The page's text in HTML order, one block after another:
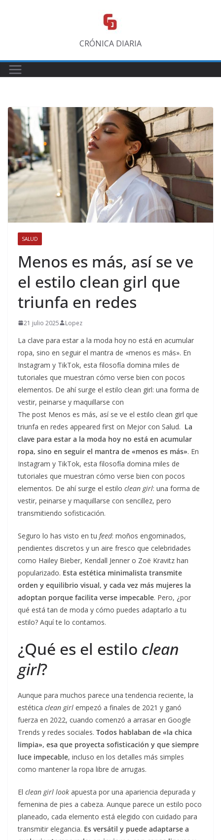
CRÓNICA DIARIA
SALUD
Menos es más, así se ve
el estilo clean girl que
triunfa en redes
21 julio 2025 Lopez
La clave para estar a la moda hoy no está en acumular
ropa, sino en seguir el mantra de «menos es más». En
Instagram y TikTok, esta filosofía domina miles de
tutoriales que muestran cómo verse bien con pocos
elementos. De ahí surge el estilo clean girl: una forma de
vestir, peinarse y maquillarse con
The post Menos es más, así se ve el estilo clean girl que
triunfa en redes appeared first on Mejor con Salud. La
clave para estar a la moda hoy no está en acumular
ropa, sino en seguir el mantra de «menos es más». En
Instagram y TikTok, esta filosofía domina miles de
tutoriales que muestran cómo verse bien con pocos
elementos. De ahí surge el estilo clean girl: una forma de
vestir, peinarse y maquillarse con sencillez, pero
transmitiendo sofisticación.
Seguro lo has visto en tu feed: moños engominados,
pendientes discretos y un aire fresco que celebridades
como Hailey Bieber, Kendall Jenner o Zoë Kravitz han
popularizado. Esta estética minimalista transmite
orden y equilibrio visual, y cada vez más mujeres la
adoptan porque facilita verse impecable. Pero, ¿por
qué está tan de moda y cómo puedes adaptarlo a tu
estilo? Aquí te lo contamos.
¿Qué es el estilo clean
girl?
Aunque para muchos parece una tendencia reciente, la
estética clean girl empezó a finales de 2021 y ganó
fuerza en 2022, cuando comenzó a arrasar en Google
Trends y redes sociales. Todos hablaban de «la chica
limpia», esa que proyecta sofisticación y que siempre
luce impecable, incluso en los detalles más simples
como mantener la ropa libre de arrugas.
El clean girl look apuesta por una apariencia depurada y
femenina de pies a cabeza. Aunque parece un estilo poco
planeado, cada elemento está elegido con cuidado para
transmitir elegancia. Es versátil y puede adaptarse a